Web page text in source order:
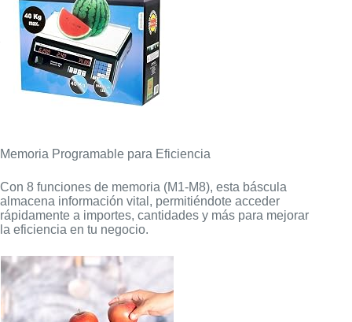
Memoria Programable para Eficiencia
Con 8 funciones de memoria (M1-M8), esta báscula
almacena información vital, permitiéndote acceder
rápidamente a importes, cantidades y más para mejorar
la eficiencia en tu negocio.